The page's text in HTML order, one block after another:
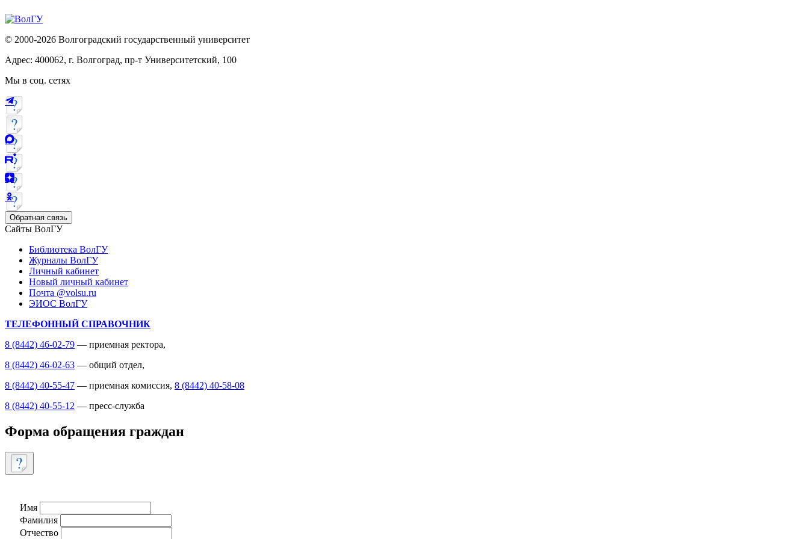
© 2000-2026 Волгоградский государственный университет
Адрес: 400062, г. Волгоград, пр-т Университетский, 100
Мы в соц. сетях
Обратная связь
Сайты ВолГУ
Библиотека ВолГУ
Журналы ВолГУ
Личный кабинет
Новый личный кабинет
Почта @volsu.ru
ЭИОС ВолГУ
ТЕЛЕФОННЫЙ СПРАВОЧНИК
8 (8442) 46-02-79 — приемная ректора,
8 (8442) 46-02-63 — общий отдел,
8 (8442) 40-55-47 — приемная комиссия, 8 (8442) 40-58-08
8 (8442) 40-55-12 — пресс-служба
Форма обращения граждан
Имя
Фамилия
Отчество